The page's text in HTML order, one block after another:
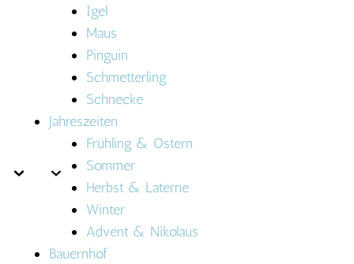
Igel
Maus
Pinguin
Schmetterling
Schnecke
Jahreszeiten
Frühling & Ostern
Sommer
Herbst & Laterne
Winter
Advent & Nikolaus
Bauernhof